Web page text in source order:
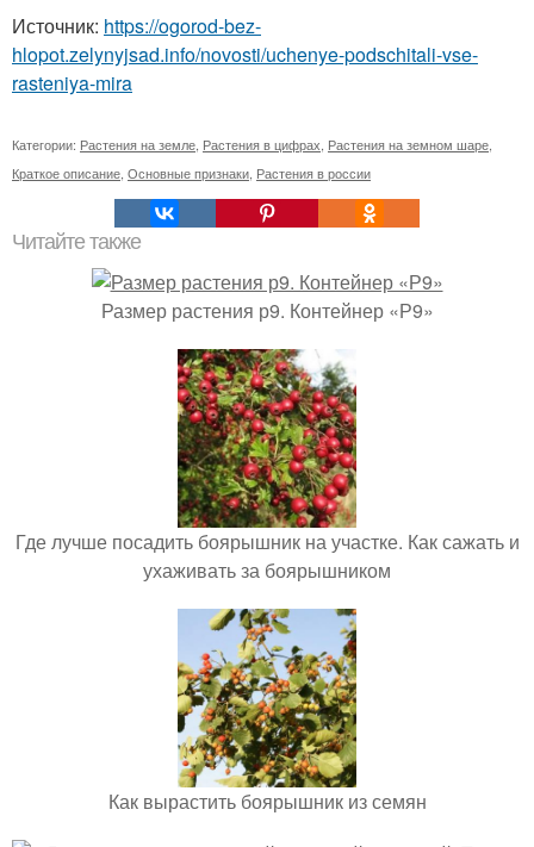
Источник: https://ogorod-bez-
hlopot.zelynyjsad.info/novosti/uchenye-podschitali-vse-
rasteniya-mira
Категории: Растения на земле Растения в цифрах Растения на земном шаре
Краткое описание Основные признаки Растения в россии
Читайте также
Размер растения р9. Контейнер «Р9»
Где лучше посадить боярышник на участке. Как сажать и
ухаживать за боярышником
Как вырастить боярышник из семян